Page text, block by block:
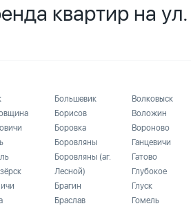
квартир на
Большевик
Борисов
Боровка
Боровляны
Боровляны (аг.
Лесной)
Брагин
Браслав
Волковыск
Воложин
Вороново
Ганцевичи
Гатово
Глубокое
Глуск
Гомель